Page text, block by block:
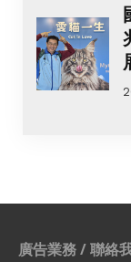
廣告業務 / 聯絡